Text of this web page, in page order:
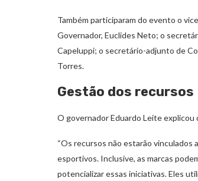
Também participaram do evento o
Governador, Euclides Neto; o
Capeluppi; o secretário-adjunto de
Torres.
Gestão dos recursos
O governador Eduardo Leite explicou
“Os recursos não estarão vinculados
esportivos. Inclusive, as marcas
potencializar essas iniciativas. Eles